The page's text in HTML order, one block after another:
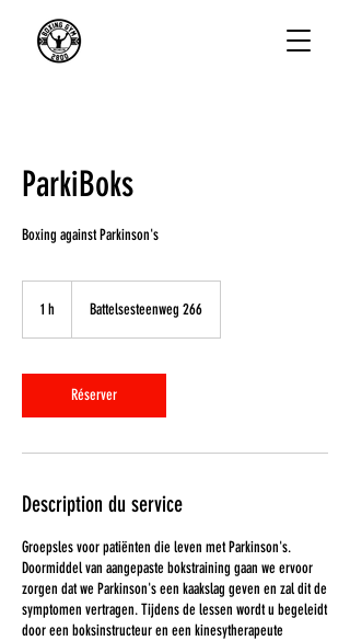
ParkiBoks
Boxing against Parkinson's
1 h Battelsesteenweg 266
Réserver
Description du service
Groepsles voor patiënten die leven met Parkinson's.
Doormiddel van aangepaste bokstraining gaan we ervoor
zorgen dat we Parkinson's een kaakslag geven en zal dit de
symptomen vertragen. Tijdens de lessen wordt u begeleidt
door een boksinstructeur en een kinesytherapeute